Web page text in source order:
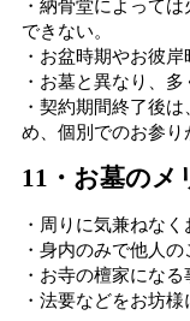
・納骨堂によって
できない。
・お盆時期やお彼
・お墓と異なり、
・契約期間終了後
め、個別でのお参り
11・お墓のメ
・周りに気兼ねなく
・身内のみで他人
・お寺の檀家にな
・法要などをお坊様